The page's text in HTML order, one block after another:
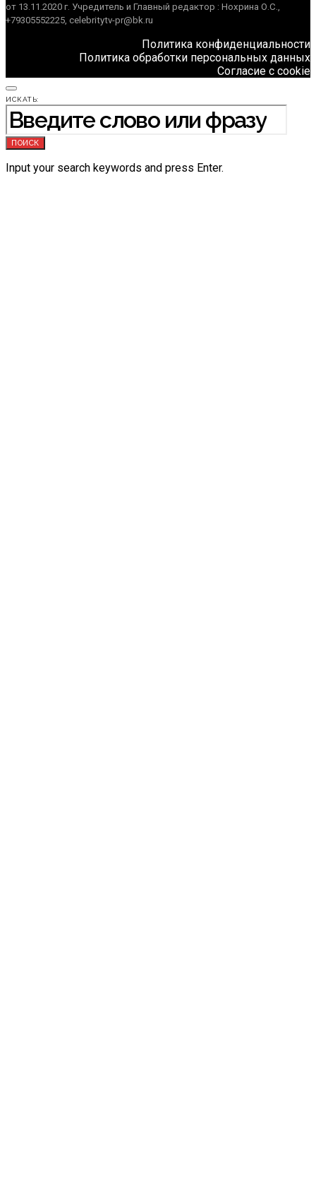
от 13.11.2020 г. Учредитель и Главный редактор : Нохрина О.С.,
+79305552225, celebritytv-pr@bk.ru
Политика конфиденциальности
Политика обработки персональных данных
Согласие с cookie
ИСКАТЬ:
ПОИСК
Input your search keywords and press Enter.